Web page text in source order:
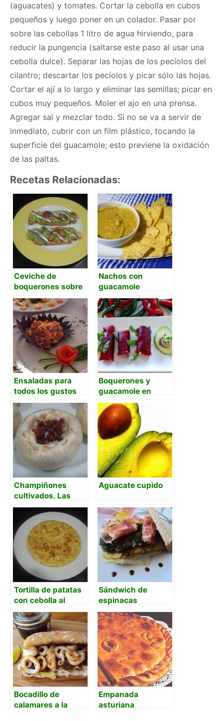
(aguacates) y tomates. Cortar la cebolla en cubos
pequeños y luego poner en un colador. Pasar por
sobre las cebollas 1 litro de agua hirviendo, para
reducir la pungencia (saltarse este paso al usar una
cebolla dulce). Separar las hojas de los pecíolos del
cilantro; descartar los pecíolos y picar sólo las hojas.
Cortar el ají a lo largo y eliminar las semillas; picar en
cubos muy pequeños. Moler el ajo en una prensa.
Agregar sal y mezclar todo. Si no se va a servir de
inmediato, cubrir con un film plástico, tocando la
superficie del guacamole; esto previene la oxidación
de las paltas.
Recetas Relacionadas:
Ceviche de
boquerones sobre
tostada de
guacamole
Nachos con
guacamole
Ensaladas para
todos los gustos
Boquerones y
guacamole en
canelones de
remolacha
Champiñones
cultivados. Las
nuevas tecnologías
en la tradición.
Aguacate cupido
Tortilla de patatas
con cebolla al
microondas
Sándwich de
espinacas
salteadas,
berenjena frita y
jamón con hilito de
miel
Bocadillo de
calamares a la
Empanada
asturiana